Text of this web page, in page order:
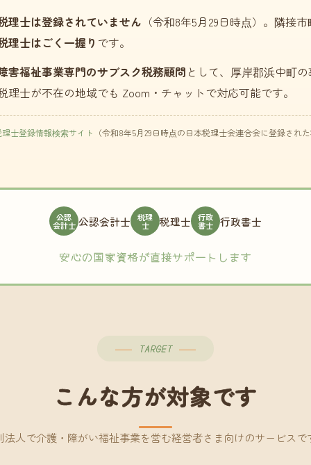
理士は登録されていません （令和8年5月29日時点）。隣接
理士はごく一握り です。
害福祉事業専門のサブスク税務顧問 として、厚岸郡浜中町
士が不在の地域でも Zoom・チャットで対応可能です。
士登録情報検索サイト （令和8年5月29日時点の日本税理士会連合会に登録され
公認
会計士 公認会計士 税理
士 税理士 行政
書士 行政書士
安心の国家資格が直接サポートします
TARGET
こんな方が対象です
法人で介護・障がい福祉事業を営む経営者さま向けのサービスで